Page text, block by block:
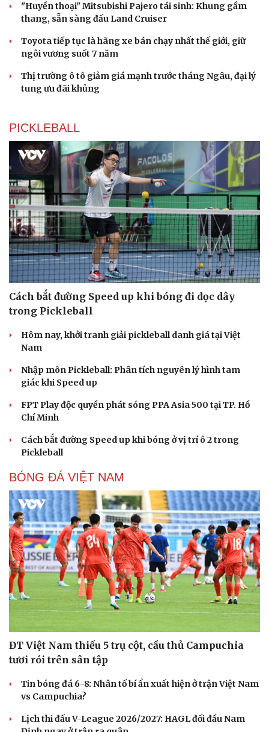
Du lịch
Tư vấn
Săn Tour
check-in
Podcast
Câu chuyện thời sự
Đọc truyện đêm khuya
Cửa sổ tình yêu
Kể chuyện cho bé
Hạt giống tâm hồn
"Huyền thoại" Mitsubishi Pajero tái sinh: Khung gầm
thang, sẵn sàng đấu Land Cruiser
Toyota tiếp tục là hãng xe bán chạy nhất thế giới, giữ
ngôi vương suốt 7 năm
Thị trường ô tô giảm giá mạnh trước tháng Ngâu, đại lý
tung ưu đãi khủng
PICKLEBALL
Cách bắt đường Speed up khi bóng đi dọc dây
trong Pickleball
Hôm nay, khởi tranh giải pickleball danh giá tại Việt
Nam
Nhập môn Pickleball: Phân tích nguyên lý hình tam
giác khi Speed up
FPT Play độc quyền phát sóng PPA Asia 500 tại TP. Hồ
Chí Minh
Cách bắt đường Speed up khi bóng ở vị trí ô 2 trong
Pickleball
BÓNG ĐÁ VIỆT NAM
ĐT Việt Nam thiếu 5 trụ cột, cầu thủ Campuchia
tươi rói trên sân tập
Tin bóng đá 6-8: Nhân tố bí ẩn xuất hiện ở trận Việt Nam
vs Campuchia?
Lịch thi đấu V-League 2026/2027: HAGL đối đầu Nam